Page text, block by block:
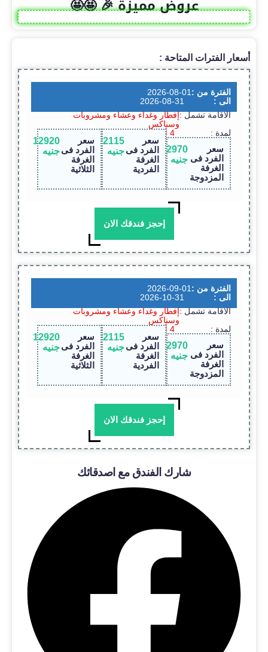
عروض مميزة 🎉 🤩🤩
أسعار الفترات المتاحة :
الفترة من : 2026-08-01
الى :
2026-08-31
الاقامة تشمل :إفطار وغداء وعشاء ومشروبات
وسناكس
لمدة :
4 أيام / 3 ليالى
سعر
الفرد فى
الغرفة
المزدوجة
12970
جنيه
سعر
الفرد فى
الغرفة
الفردية
22115
جنيه
سعر
الفرد فى
الغرفة
الثلاثية
12920
جنيه
إحجز فندقك الان
الفترة من : 2026-09-01
الى :
2026-10-31
الاقامة تشمل :إفطار وغداء وعشاء ومشروبات
وسناكس
لمدة :
4 أيام / 3 ليالى
سعر
الفرد فى
الغرفة
المزدوجة
12970
جنيه
سعر
الفرد فى
الغرفة
الفردية
22115
جنيه
سعر
الفرد فى
الغرفة
الثلاثية
12920
جنيه
إحجز فندقك الان
شارك الفندق مع اصدقائك